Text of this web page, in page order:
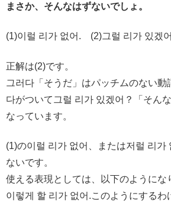
まさか、そんなはずないでしょ。
(1)이럴 리가 없어. (2)그럴 리가 있겠
正解は(2)です。
그러다「そうだ」はパッチムのない動
다がついて그럴 리가 있겠어？「そん
なっています。
(1)の이럴 리가 없어、または저럴 리가
ないです。
使える表現としては、以下のようにな
이렇게 할 리가 없어.このようにするわ